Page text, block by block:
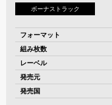
ボーナストラック
フォーマット
組み枚数
レーベル
発売元
発売国